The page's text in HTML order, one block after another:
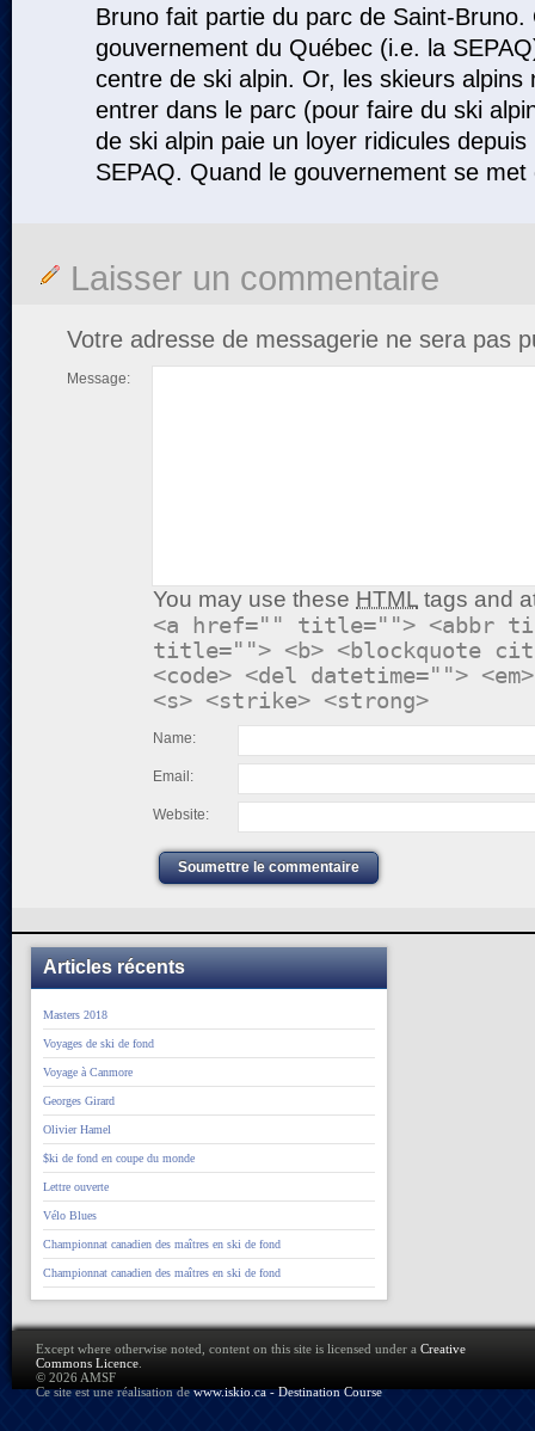
Bruno fait partie du parc de Saint-Bruno.
gouvernement du Québec (i.e. la
centre de ski alpin. Or, les skieurs alpins
entrer dans le parc (pour faire du ski
de ski alpin paie un loyer ridicules
SEPAQ. Quand le gouvernement se
Laisser un commentaire
Votre adresse de messagerie ne sera pas
Message:
You may use these HTML tags and
<a href="" title=""> <abbr
title=""> <b> <blockquote
<code> <del datetime="">
<s> <strike> <strong>
Name:
Email:
Website:
Soumettre le commentaire
Articles récents
Masters 2018
Voyages de ski de fond
Voyage à Canmore
Georges Girard
Olivier Hamel
$ki de fond en coupe du monde
Lettre ouverte
Vélo Blues
Championnat canadien des maîtres en ski de fond
Championnat canadien des maîtres en ski de fond
Except where otherwise noted, content on this site is licensed under a Creative
Commons Licence
© 2026 AMSF
Ce site est une réalisation dewww.iskio.ca - Destination Course